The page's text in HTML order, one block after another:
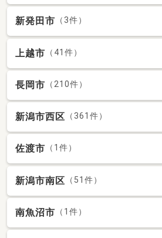
新発田市 （3件）
上越市 （41件）
長岡市 （210件）
新潟市西区 （361件）
佐渡市 （1件）
新潟市南区 （51件）
南魚沼市 （1件）